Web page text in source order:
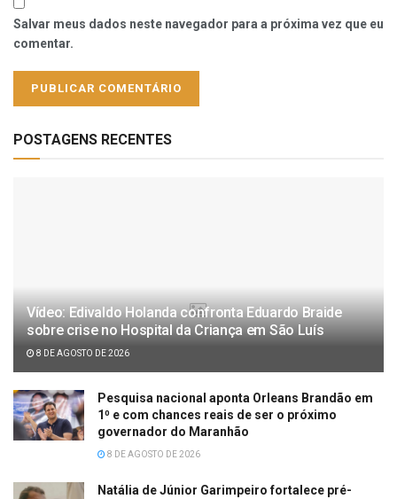
Salvar meus dados neste navegador para a próxima vez que eu
comentar.
POSTAGENS RECENTES
Vídeo: Edivaldo Holanda confronta Eduardo Braide
sobre crise no Hospital da Criança em São Luís
8 DE AGOSTO DE 2026
Pesquisa nacional aponta Orleans Brandão em
1⁰ e com chances reais de ser o próximo
governador do Maranhão
8 DE AGOSTO DE 2026
Natália de Júnior Garimpeiro fortalece pré-